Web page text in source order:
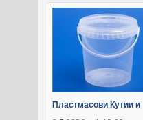
Пластмасови Кутии и